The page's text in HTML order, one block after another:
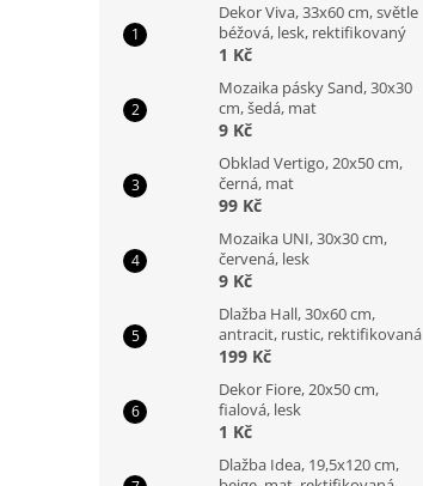
Dekor Viva, 33x60 cm, světle
béžová, lesk, rektifikovaný
1 Kč
Mozaika pásky Sand, 30x30
cm, šedá, mat
9 Kč
Obklad Vertigo, 20x50 cm,
černá, mat
99 Kč
Mozaika UNI, 30x30 cm,
červená, lesk
9 Kč
Dlažba Hall, 30x60 cm,
antracit, rustic, rektifikovaná
199 Kč
Dekor Fiore, 20x50 cm,
fialová, lesk
1 Kč
Dlažba Idea, 19,5x120 cm,